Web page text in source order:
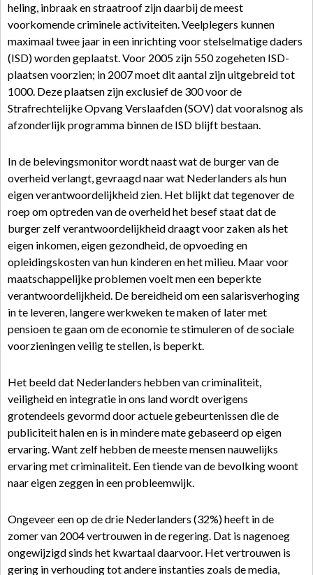
heling, inbraak en straatroof zijn daarbij de meest
voorkomende criminele activiteiten. Veelplegers kunnen
maximaal twee jaar in een inrichting voor stelselmatige daders
(ISD) worden geplaatst. Voor 2005 zijn 550 zogeheten ISD-
plaatsen voorzien; in 2007 moet dit aantal zijn uitgebreid tot
1000. Deze plaatsen zijn exclusief de 300 voor de
Strafrechtelijke Opvang Verslaafden (SOV) dat vooralsnog als
afzonderlijk programma binnen de ISD blijft bestaan.
In de belevingsmonitor wordt naast wat de burger van de
overheid verlangt, gevraagd naar wat Nederlanders als hun
eigen verantwoordelijkheid zien. Het blijkt dat tegenover de
roep om optreden van de overheid het besef staat dat de
burger zelf verantwoordelijkheid draagt voor zaken als het
eigen inkomen, eigen gezondheid, de opvoeding en
opleidingskosten van hun kinderen en het milieu. Maar voor
maatschappelijke problemen voelt men een beperkte
verantwoordelijkheid. De bereidheid om een salarisverhoging
in te leveren, langere werkweken te maken of later met
pensioen te gaan om de economie te stimuleren of de sociale
voorzieningen veilig te stellen, is beperkt.
Het beeld dat Nederlanders hebben van criminaliteit,
veiligheid en integratie in ons land wordt overigens
grotendeels gevormd door actuele gebeurtenissen die de
publiciteit halen en is in mindere mate gebaseerd op eigen
ervaring. Want zelf hebben de meeste mensen nauwelijks
ervaring met criminaliteit. Een tiende van de bevolking woont
naar eigen zeggen in een probleemwijk.
Ongeveer een op de drie Nederlanders (32%) heeft in de
zomer van 2004 vertrouwen in de regering. Dat is nagenoeg
ongewijzigd sinds het kwartaal daarvoor. Het vertrouwen is
gering in verhouding tot andere instanties zoals de media,